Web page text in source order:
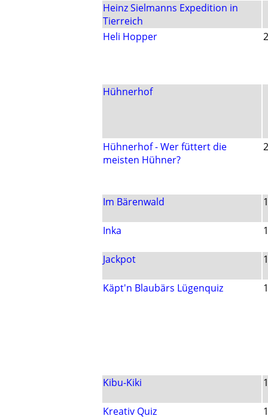
Heinz Sielmanns Expedition in
Tierreich
Heli Hopper
Hühnerhof
Hühnerhof - Wer füttert die
meisten Hühner?
Im Bärenwald
Inka
Jackpot
Käpt'n Blaubärs Lügenquiz
Kibu-Kiki
Kreativ Quiz